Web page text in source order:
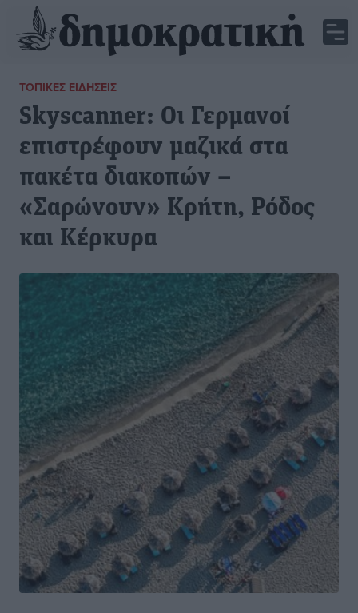
ΤΟΠΙΚΈΣ ΕΙΔΉΣΕΙΣ
Skyscanner: Οι Γερμανοί
επιστρέφουν μαζικά στα
πακέτα διακοπών –
«Σαρώνουν» Κρήτη, Ρόδος
και Κέρκυρα